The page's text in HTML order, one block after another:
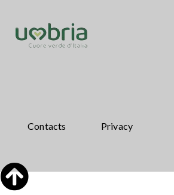
Contacts Privacy